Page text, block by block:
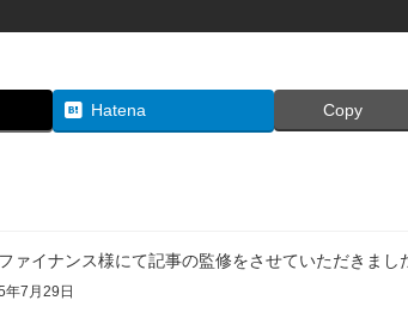
Hatena Copy
ァイナンス様にて記事の監修をさせていただきまし
年7月29日